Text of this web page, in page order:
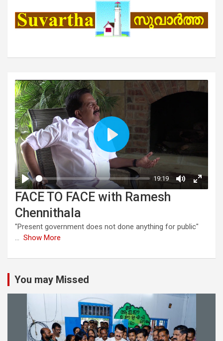
FACE TO FACE with Ramesh
Chennithala
"Present government does not done anything for public"
... Show More
You may Missed